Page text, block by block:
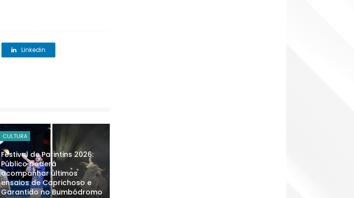
Linkedin
CULTURA
Festival de Parintins 2026:
Público poderá
acompanhar últimos
ensaios de Caprichoso e
Garantido no Bumbódromo